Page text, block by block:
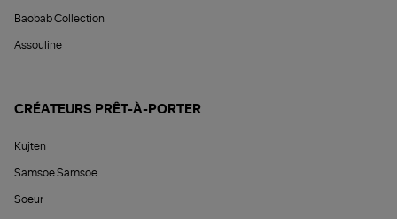
Baobab Collection
Assouline
CRÉATEURS PRÊT-À-PORTER
Kujten
Samsoe Samsoe
Soeur